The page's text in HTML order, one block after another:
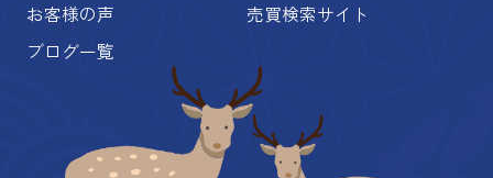
お客様の声
ブログ一覧
売買検索サイト